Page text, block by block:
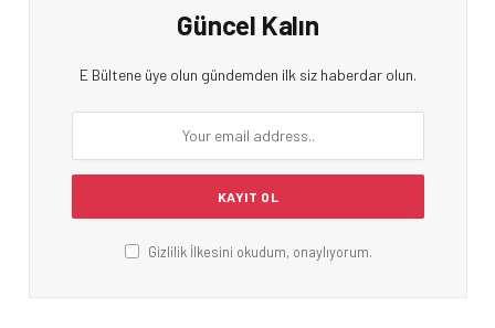
Güncel Kalın
E Bültene üye olun gündemden ilk siz haberdar olun.
Gizlilik İlkesini okudum, onaylıyorum.